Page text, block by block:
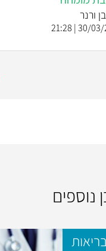
ורנר
30/03/
נוספים